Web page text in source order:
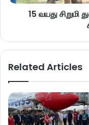
15 வயது
Related Articles